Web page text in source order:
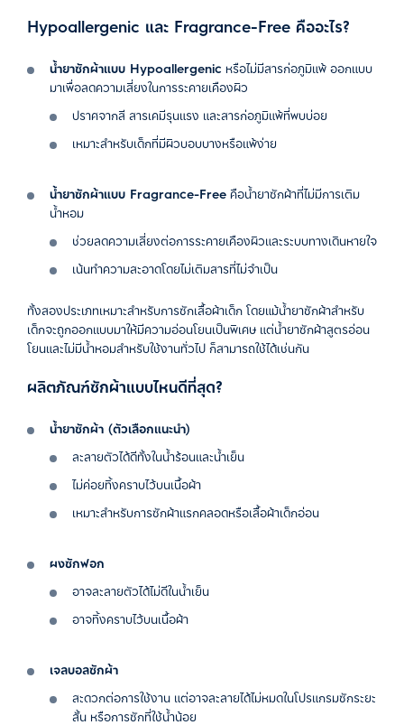
Hypoallergenic และ Fragrance-Free คืออะไร?
น้ำยาซักผ้าแบบ Hypoallergenic หรือไม่มีสารก่อภูมิแพ้ ออกแบบ
มาเพื่อลดความเสี่ยงในการระคายเคืองผิว
ปราศจากสี สารเคมีรุนแรง และสารก่อภูมิแพ้ที่พบบ่อย
เหมาะสำหรับเด็กที่มีผิวบอบบางหรือแพ้ง่าย
น้ำยาซักผ้าแบบ Fragrance-Free คือน้ำยาซักผ้าที่ไม่มีการเติม
น้ำหอม
ช่วยลดความเสี่ยงต่อการระคายเคืองผิวและระบบทางเดินหายใจ
เน้นทำความสะอาดโดยไม่เติมสารที่ไม่จำเป็น
ทั้งสองประเภทเหมาะสำหรับการซักเสื้อผ้าเด็ก โดยแม้น้ำยาซักผ้าสำหรับ
เด็กจะถูกออกแบบมาให้มีความอ่อนโยนเป็นพิเศษ แต่น้ำยาซักผ้าสูตรอ่อน
โยนและไม่มีน้ำหอมสำหรับใช้งานทั่วไป ก็สามารถใช้ได้เช่นกัน
ผลิตภัณฑ์ซักผ้าแบบไหนดีที่สุด?
น้ำยาซักผ้า (ตัวเลือกแนะนำ)
ละลายตัวได้ดีทั้งในน้ำร้อนและน้ำเย็น
ไม่ค่อยทิ้งคราบไว้บนเนื้อผ้า
เหมาะสำหรับการซักผ้าแรกคลอดหรือเสื้อผ้าเด็กอ่อน
ผงซักฟอก
อาจละลายตัวได้ไม่ดีในน้ำเย็น
อาจทิ้งคราบไว้บนเนื้อผ้า
เจลบอลซักผ้า
สะดวกต่อการใช้งาน แต่อาจละลายได้ไม่หมดในโปรแกรมซักระยะ
สั้น หรือการซักที่ใช้น้ำน้อย